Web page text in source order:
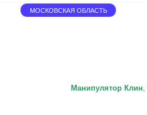
МОСКОВСКАЯ ОБЛАСТЬ
Манипулятор Клин